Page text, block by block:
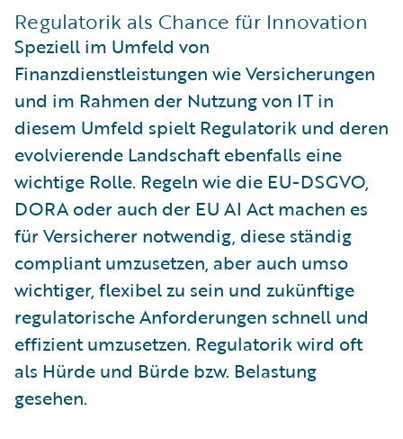
Regulatorik als Chance für Innovation
Speziell im Umfeld von
Finanzdienstleistungen wie Versicherungen
und im Rahmen der Nutzung von IT in
diesem Umfeld spielt Regulatorik und deren
evolvierende Landschaft ebenfalls eine
wichtige Rolle. Regeln wie die EU-DSGVO,
DORA oder auch der EU AI Act machen es
für Versicherer notwendig, diese ständig
compliant umzusetzen, aber auch umso
wichtiger, flexibel zu sein und zukünftige
regulatorische Anforderungen schnell und
effizient umzusetzen. Regulatorik wird oft
als Hürde und Bürde bzw. Belastung
gesehen.